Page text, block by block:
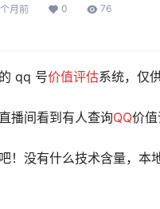
月前 0 76
qq 号价值评估系统，仅
播间看到有人查询QQ价值
！没有什么技术含量，本